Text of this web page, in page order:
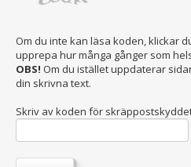
Om du inte kan läsa koden, klickar
upprepa hur många gånger som
OBS! Om du istället uppdaterar
din skrivna text.
Skriv av koden för